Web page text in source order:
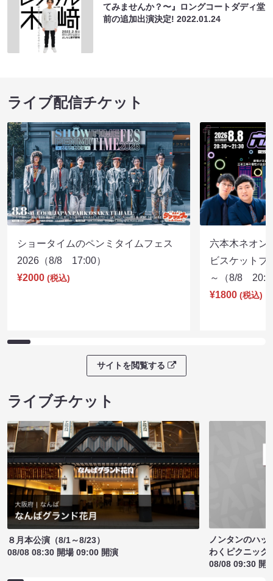
てみませんか？〜』ロングコートダディ堂
前の追加出演決定!2022.01.24
ライブ配信チケット
ショータイムのペンミタイムフェス
2026（8/8 17:00）
¥2000 (税込)
六本木ネオン
ビスケットブ
～（8/8
¥1800 (税込)
サイトを閲覧する
ライブチケット
８月本公演（8/1～8/23）
08/08 08:30 開場 09:00 開演
ノンタンのハッ
わくピクニック
08/08 09:30 開